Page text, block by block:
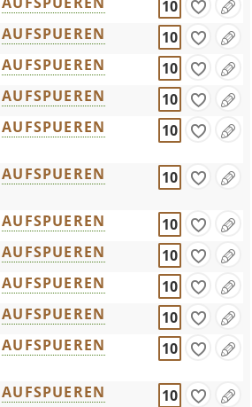
10
AUFSPUEREN
10
AUFSPUEREN
10
AUFSPUEREN
10
AUFSPUEREN 10
AUFSPUEREN 10
AUFSPUEREN
10
AUFSPUEREN
10
AUFSPUEREN
10
AUFSPUEREN
10
AUFSPUEREN 10
AUFSPUEREN
10